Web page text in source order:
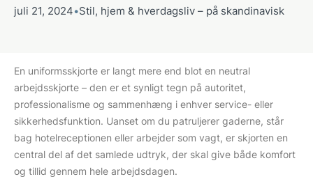
juli 21, 2024•Stil, hjem & hverdagsliv – på skandinavisk
En uniformsskjorte er langt mere end blot en neutral
arbejdsskjorte – den er et synligt tegn på autoritet,
professionalisme og sammenhæng i enhver service- eller
sikkerhedsfunktion. Uanset om du patruljerer gaderne, står
bag hotelreceptionen eller arbejder som vagt, er skjorten en
central del af det samlede udtryk, der skal give både komfort
og tillid gennem hele arbejdsdagen.